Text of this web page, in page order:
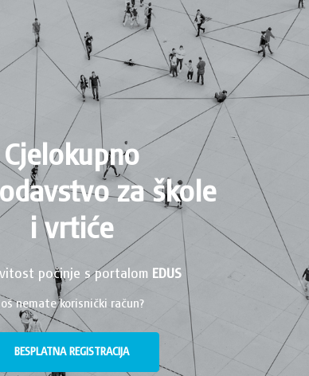
Cjelokupno
za škole
i vrtiće
počinje s portalom EDUS
nemate korisnički račun?
BESPLATNA REGISTRACIJA